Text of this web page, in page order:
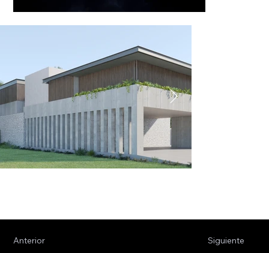
Ver más
Siguiente
Anterior